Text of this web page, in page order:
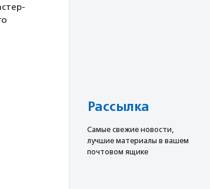
Рассылка
Cамые свежие новости,
лучшие материалы в вашем
почтовом ящике